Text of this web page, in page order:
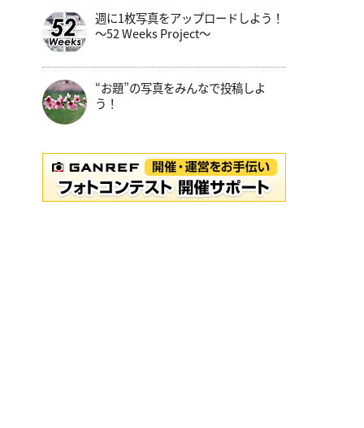
週に1枚写真をアップロードしよう！
～52 Weeks Project～
“お題”の写真をみんなで投稿しよ
う！